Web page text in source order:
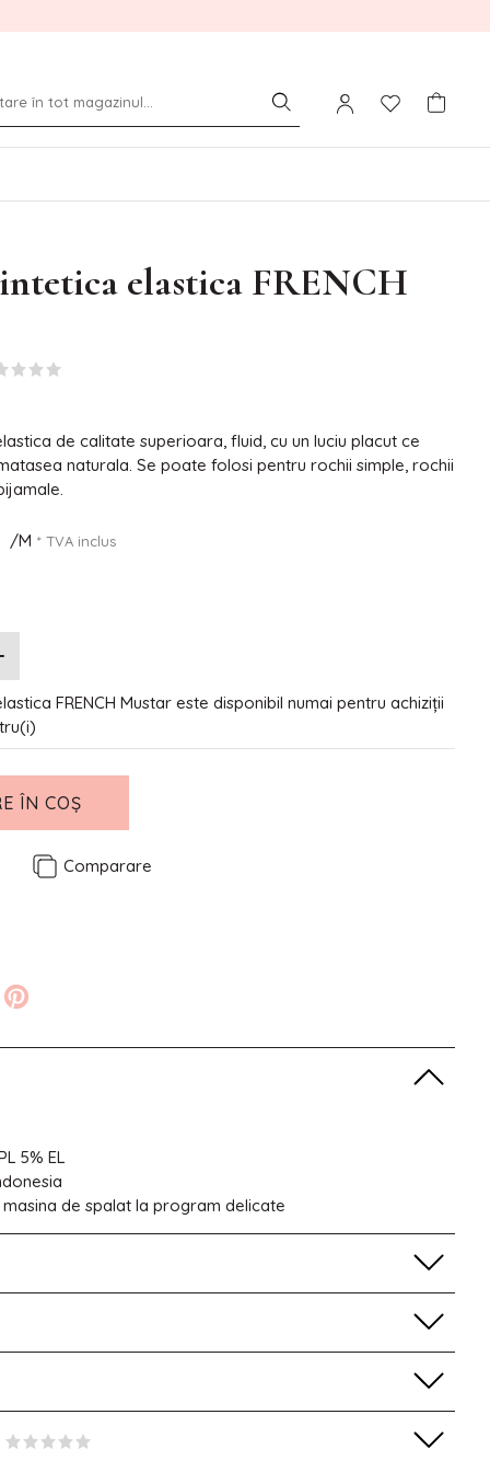
elastica FRENCH
de calitate superioara, fluid, cu un luciu placut ce
naturala. Se poate folosi pentru rochii simple, rochii
/M * TVA inclus
FRENCH Mustar este disponibil numai pentru achiziții
ÎN COȘ
Comparare
5% EL
de spalat la program delicate